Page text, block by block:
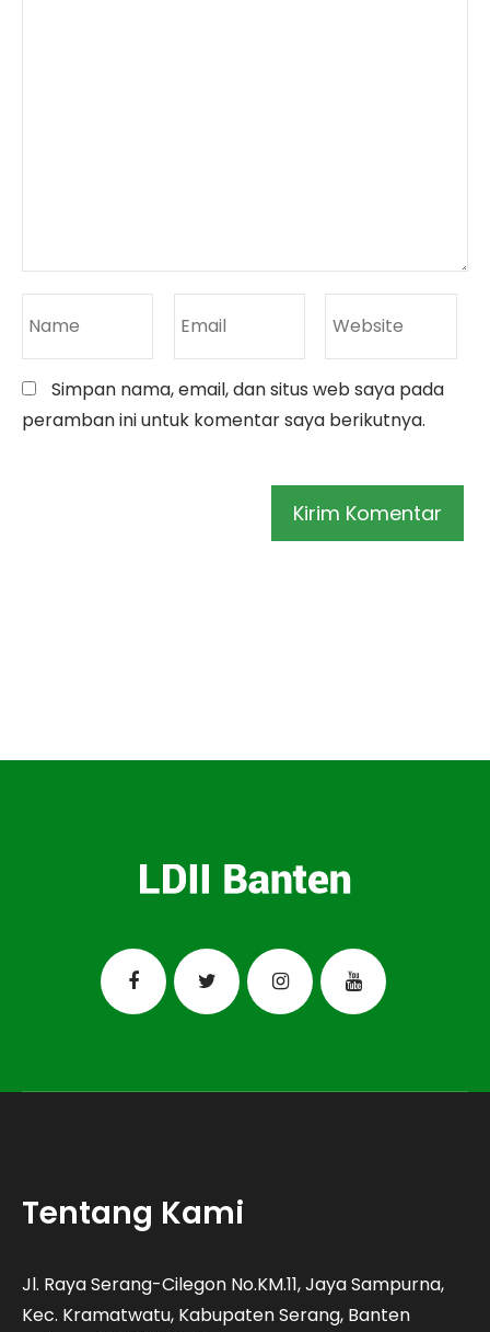
Simpan nama, email, dan situs web saya pada
peramban ini untuk komentar saya berikutnya.
Tentang Kami
Jl. Raya Serang-Cilegon No.KM.11, Jaya Sampurna,
Kec. Kramatwatu, Kabupaten Serang, Banten